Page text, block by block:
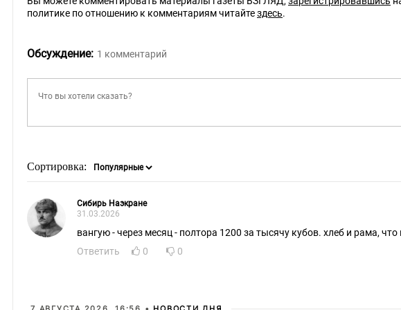
политике по отношению к комментариям читайтездесь.
Обсуждение: 1 комментарий
Сортировка:
Сибирь Наэкране
31.03.2026
вангую - через месяц - полтора 1200 за тысячу кубов. хлеб и рама,
Ответить
0 0